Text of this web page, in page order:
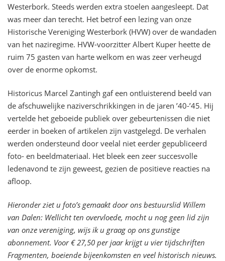
Westerbork. Steeds werden extra stoelen aangesleept. Dat
was meer dan terecht. Het betrof een lezing van onze
Historische Vereniging Westerbork (HVW) over de wandaden
van het naziregime. HVW-voorzitter Albert Kuper heette de
ruim 75 gasten van harte welkom en was zeer verheugd
over de enorme opkomst.
Historicus Marcel Zantingh gaf een ontluisterend beeld van
de afschuwelijke naziverschrikkingen in de jaren ’40-’45. Hij
vertelde het geboeide publiek over gebeurtenissen die niet
eerder in boeken of artikelen zijn vastgelegd. De verhalen
werden ondersteund door veelal niet eerder gepubliceerd
foto- en beeldmateriaal. Het bleek een zeer succesvolle
ledenavond te zijn geweest, gezien de positieve reacties na
afloop.
Hieronder ziet u foto’s gemaakt door ons bestuurslid Willem
van Dalen: Wellicht ten overvloede, mocht u nog geen lid zijn
van onze vereniging, wijs ik u graag op ons gunstige
abonnement. Voor € 27,50 per jaar krijgt u vier tijdschriften
Fragmenten, boeiende bijeenkomsten en veel historisch nieuws.